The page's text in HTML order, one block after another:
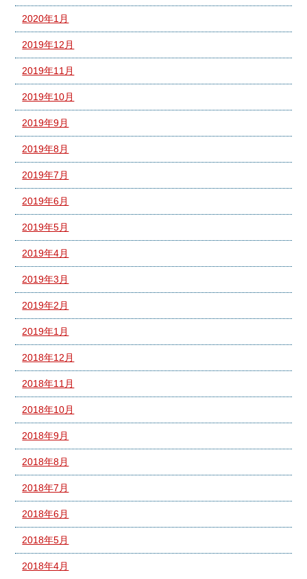
2020年1月
2019年12月
2019年11月
2019年10月
2019年9月
2019年8月
2019年7月
2019年6月
2019年5月
2019年4月
2019年3月
2019年2月
2019年1月
2018年12月
2018年11月
2018年10月
2018年9月
2018年8月
2018年7月
2018年6月
2018年5月
2018年4月